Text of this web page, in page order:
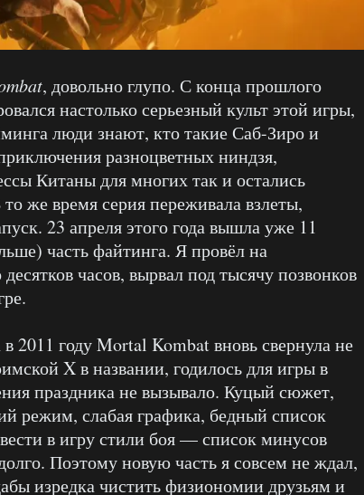
, довольно глупо. С конца прошлого
настолько серьезный культ этой игры,
люди знают, кто такие Саб-Зиро и
разноцветных ниндзя,
Китаны для многих так и остались
же время серия переживала взлеты,
23 апреля этого года вышла уже 11
часть файтинга. Я провёл на
часов, вырвал под тысячу позвонков
2011 году Mortal Kombat вновь свернула не
X в названии, годилось для игры в
праздника не вызывало. Куцый сюжет,
режим, слабая графика, бедный список
в игру стили боя — список минусов
Поэтому новую часть я совсем не ждал,
изредка чистить физиономии друзьям и